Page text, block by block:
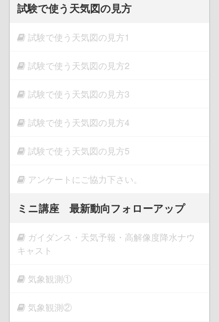
試験で使う天気図の見方
試験で使う天気図の見方1
試験で使う天気図の見方2
試験で使う天気図の見方3
試験で使う天気図の見方4
試験で使う天気図の見方5
アンケートにご協力下さい。
ミニ講座 最新動向フォローアップ
ガイダンス・天気予報・高解像度降水ナウ
キャスト
気象観測①
気象観測②